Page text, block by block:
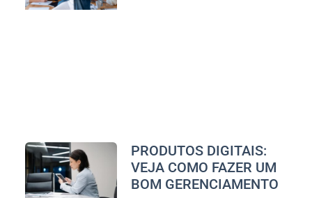
PRODUTOS DIGITAIS:
VEJA COMO FAZER UM
BOM GERENCIAMENTO